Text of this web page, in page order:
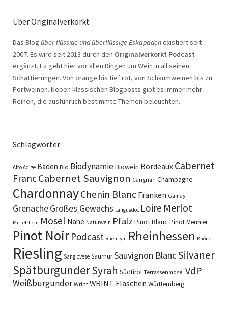
Über Originalverkorkt
Das Blog über flüssige und überflüssige Eskapadenexistiert seit
2007. Es wird seit 2013 durch den Originalverkorkt Podcast
ergänzt. Es geht hier vor allen Dingen um Wein in all seinen
Schattierungen. Von orange bis tief rot, von Schaumweinen bis zu
Portweinen. Neben klassischen Blogposts gibt es immer mehr
Reihen, die ausführlich bestimmte Themen beleuchten.
Schlagwörter
Alto Adige Baden Bio BiodynamieBiowein Bordeaux Cabernet
FrancCabernet Sauvignon Carignan Champagne
ChardonnayChenin Blanc Franken Gamay
GrenacheGroßes Gewächs Languedoc Loire Merlot
Mittelrhein Mosel Nahe Naturwein Pfalz Pinot Blanc Pinot Meunier
Pinot Noir Podcast Rheingau Rheinhessen Rhône
Riesling Sangiovese SaumurSauvignon BlancSilvaner
SpätburgunderSyrah Südtirol Terrassenmosel VdP
Weißburgunder Wrint WRINT Flaschen Württemberg